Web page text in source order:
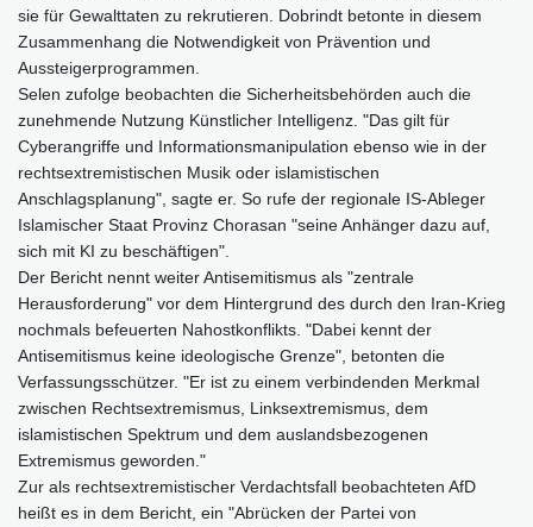
sie für Gewalttaten zu rekrutieren. Dobrindt betonte in diesem
Zusammenhang die Notwendigkeit von Prävention und
Aussteigerprogrammen.
Selen zufolge beobachten die Sicherheitsbehörden auch die
zunehmende Nutzung Künstlicher Intelligenz. "Das gilt für
Cyberangriffe und Informationsmanipulation ebenso wie in der
rechtsextremistischen Musik oder islamistischen
Anschlagsplanung", sagte er. So rufe der regionale IS-Ableger
Islamischer Staat Provinz Chorasan "seine Anhänger dazu auf,
sich mit KI zu beschäftigen".
Der Bericht nennt weiter Antisemitismus als "zentrale
Herausforderung" vor dem Hintergrund des durch den Iran-Krieg
nochmals befeuerten Nahostkonflikts. "Dabei kennt der
Antisemitismus keine ideologische Grenze", betonten die
Verfassungsschützer. "Er ist zu einem verbindenden Merkmal
zwischen Rechtsextremismus, Linksextremismus, dem
islamistischen Spektrum und dem auslandsbezogenen
Extremismus geworden."
Zur als rechtsextremistischer Verdachtsfall beobachteten AfD
heißt es in dem Bericht, ein "Abrücken der Partei von